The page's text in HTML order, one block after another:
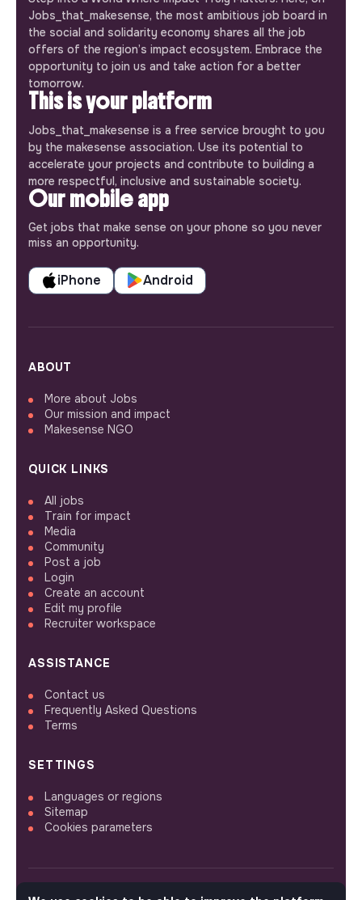
Jobs_that_makesense, the most ambitious job board in
the social and solidarity economy shares all the job
offers of the region’s impact ecosystem. Embrace the
opportunity to join us and take action for a better
tomorrow.
This is your platform
Jobs_that_makesense is a free service brought to you
by the makesense association. Use its potential to
accelerate your projects and contribute to building a
more respectful, inclusive and sustainable society.
Our mobile app
Get jobs that make sense on your phone so you never
miss an opportunity.
iPhone Android
ABOUT
More about Jobs
Our mission and impact
Makesense NGO
QUICK LINKS
All jobs
Train for impact
Media
Community
Post a job
Login
Create an account
Edit my profile
Recruiter workspace
ASSISTANCE
Contact us
Frequently Asked Questions
Terms
SETTINGS
Languages or regions
Sitemap
Cookies parameters